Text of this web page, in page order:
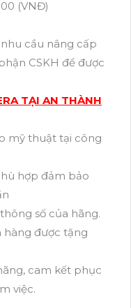
(VNĐ)
cầu nâng cấp
CSKH để được
TẠI AN THÀNH
mỹ thuật tại công
hợp đảm bảo
số của hãng.
hàng được tặng
cam kết phục
việc.